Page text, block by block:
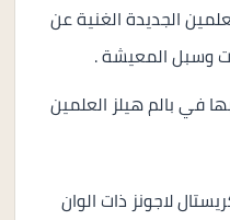
الجديدة الغنية عن
وسبل المعيشة .
في بالم هيلز العلمين
لاجونز ذات الوان